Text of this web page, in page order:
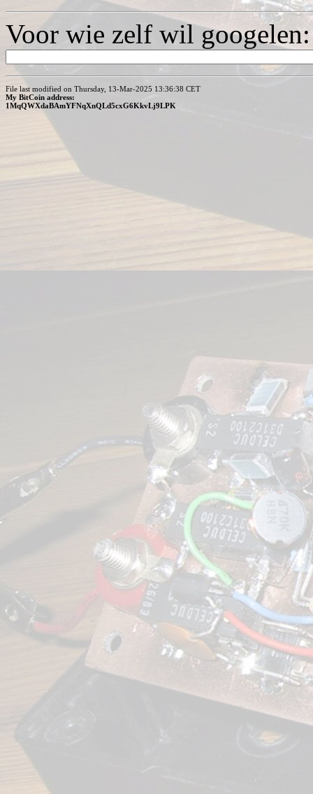
Voor wie zelf wil googelen:
File last modified on Thursday, 13-Mar-2025 13:36:38 CET
My BitCoin address:
1MqQWXdaBAmYFNqXnQLd5cxG6KkvLj9LPK